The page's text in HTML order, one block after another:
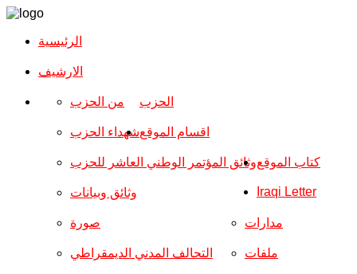
الرئيسية
الارشیف
الحزب من الحزب
شهداء الحزب
وثائق المؤتمر الوطني العاشر للحزب
وثائق وبيانات
اقسام الموقع
صورة
التحالف المدني الديمقراطي
مدارات
ملفات
كتاب الموقع
Iraqi Letter